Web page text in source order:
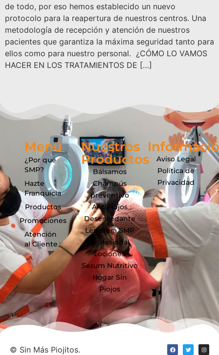
de todo, por eso hemos establecido un nuevo
protocolo para la reapertura de nuestros centros. Una
metodología de recepción y atención de nuestros
pacientes que garantiza la máxima seguridad tanto para
ellos como para nuestro personal. ¿CÓMO LO VAMOS
HACER EN LOS TRATAMIENTOS DE […]
Menú
¿Por qué
SMP?
Hazte
Franquicia
Productos
Promociones
Atención
al Cliente
Nuestros
Productos
Bálsamos
Champús
preventivo
AntiPiojos
Desenredante
Lendrera SMP
Profesional
Lociones
Serum Nutritivo
Hogar Sin
Piojos
Aviso Legal
Política de
Privacidad
© Sin Más Piojitos.